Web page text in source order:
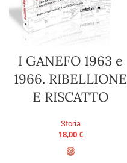
I GANEFO 1963 e
1966. RIBELLIONE
E RISCATTO
Storia
18,00 €